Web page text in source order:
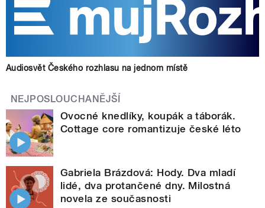
Audiosvět Českého rozhlasu na jednom místě
NEJPOSLOUCHANĚJŠÍ
Ovocné knedlíky, koupák a táborák.
Cottage core romantizuje české léto
Gabriela Brázdová: Hody. Dva mladí
lidé, dva protančené dny. Milostná
novela ze současnosti